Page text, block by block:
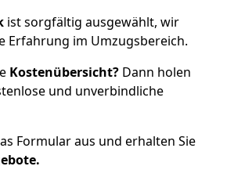
ist sorgfältig ausgewählt, wir
Erfahrung im Umzugsbereich.
Kostenübersicht? Dann holen
und unverbindliche
Formular aus und erhalten Sie